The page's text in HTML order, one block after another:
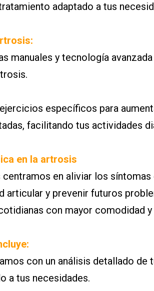
adaptado a tus
manuales y tecnología
específicos para
facilitando tus actividades
en la artrosis
en aliviar los
articular y prevenir futuros
con mayor comodidad y
con un análisis detallado de
a tus necesidades.